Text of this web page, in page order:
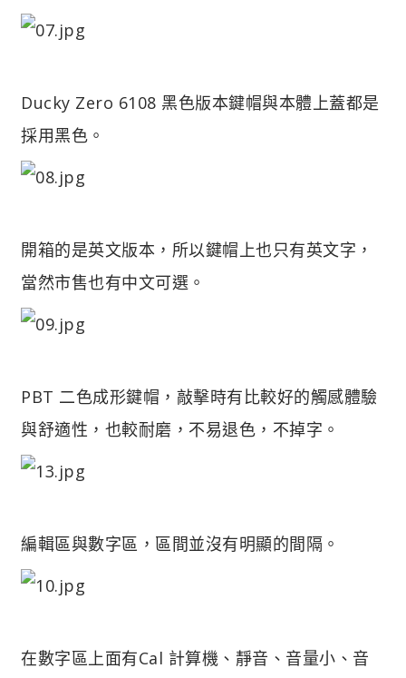
Ducky Zero 6108 黑色版本鍵帽與本體上蓋都是
採用黑色。
開箱的是英文版本，所以鍵帽上也只有英文字，
當然市售也有中文可選。
PBT 二色成形鍵帽，敲擊時有比較好的觸感體驗
與舒適性，也較耐磨，不易退色，不掉字。
編輯區與數字區，區間並沒有明顯的間隔。
在數字區上面有Cal 計算機、靜音、音量小、音